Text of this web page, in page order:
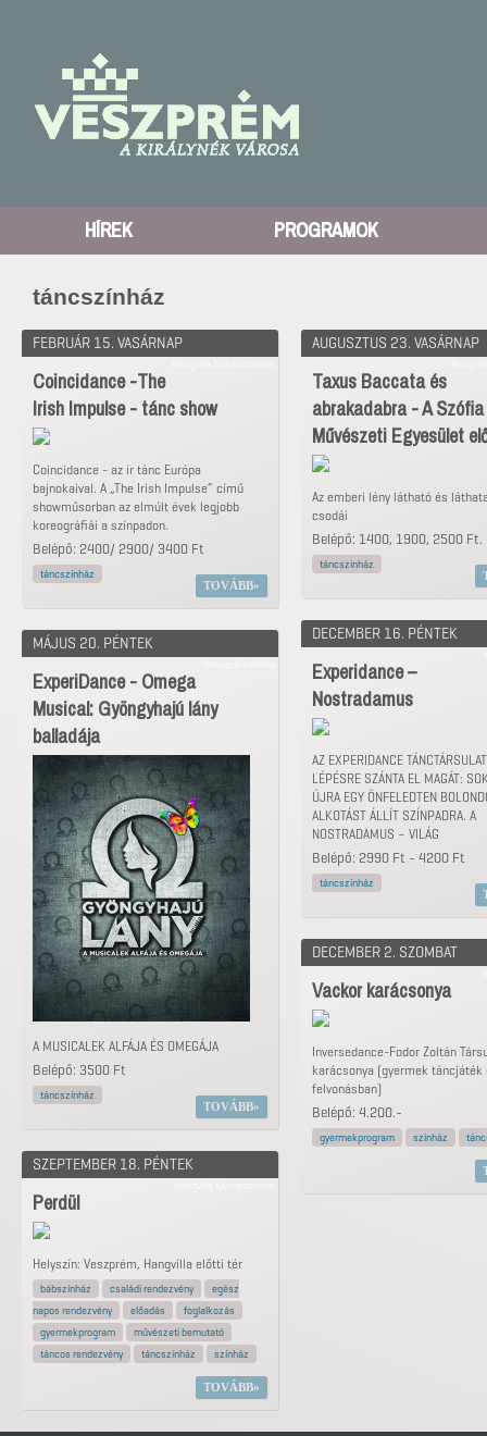
HÍREK PROGRAMOK
táncszínház
FEBRUÁR 15. VASÁRNAP
Coincidance -The
Irish Impulse - tánc show
Coincidance - az ír tánc Európa
bajnokaival. A „The Irish Impulse” című
showműsorban az elmúlt évek legjobb
koreográfiái a színpadon.
Belépő: 2400/ 2900/ 3400 Ft
táncszínház
TOVÁBB
MÁJUS 20. PÉNTEK
ExperiDance - Omega
Musical: Gyöngyhajú lány
balladája
A MUSICALEK ALFÁJA ÉS OMEGÁJA
Belépő: 3500 Ft
táncszínház
TOVÁBB
SZEPTEMBER 18. PÉNTEK
Perdül
Helyszín: Veszprém, Hangvilla előtti tér
bábszínház családi rendezvény
egész
napos rendezvény
előadás
foglalkozás
gyermekprogram
művészeti bemutató
táncos rendezvény
táncszínház színház
TOVÁBB
AUGUSZTUS 23. VASÁRNAP
Taxus Baccata és
abrakadabra - A Szófia
Művészeti Egyesület
Az emberi lény látható és
csodái
Belépő: 1400, 1900, 2500 Ft.
táncszínház
DECEMBER 16. PÉNTEK
Experidance –
Nostradamus
AZ EXPERIDANCE
LÉPÉSRE SZÁNTA EL MAGÁT:
ÚJRA EGY ÖNFELEDTEN
ALKOTÁST ÁLLÍT SZÍNPADRA. A
NOSTRADAMUS – VILÁG
Belépő: 2990 Ft - 4200 Ft
táncszínház
DECEMBER 2. SZOMBAT
Vackor karácsonya
Inversedance-Fodor Zoltán
karácsonya (gyermek táncjáték
felvonásban)
Belépő: 4.200.-
gyermekprogram színház